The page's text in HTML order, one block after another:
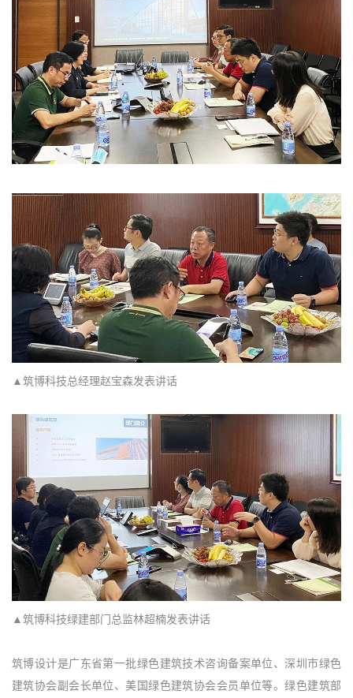
▲筑博科技总经理赵宝森发表讲话
▲筑博科技绿建部门总监林超楠发表讲话
筑博设计是广东省第一批绿色建筑技术咨询备案单位、深圳市绿色
建筑协会副会长单位、美国绿色建筑协会会员单位等。绿色建筑部